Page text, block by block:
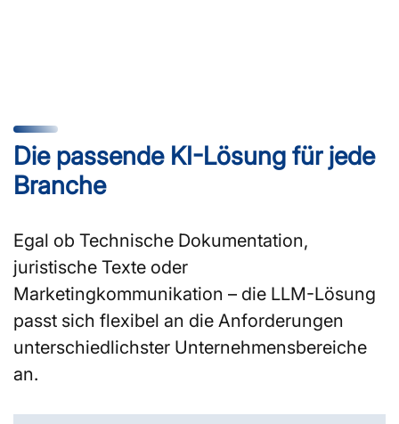
Die passende KI-Lösung für jede
Branche
Egal ob Technische Dokumentation,
juristische Texte oder
Marketingkommunikation – die LLM-Lösung
passt sich flexibel an die Anforderungen
unterschiedlichster Unternehmensbereiche
an.